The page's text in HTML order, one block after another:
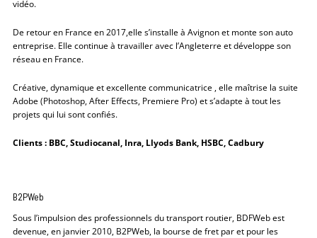
vidéo.
De retour en France en 2017,elle s’installe à Avignon et monte son auto
entreprise. Elle continue à travailler avec l’Angleterre et développe son
réseau en France.
Créative, dynamique et excellente communicatrice , elle maîtrise la suite
Adobe (Photoshop, After Effects, Premiere Pro) et s’adapte à tout les
projets qui lui sont confiés.
Clients : BBC, Studiocanal, Inra, Llyods Bank, HSBC, Cadbury
B2PWeb
Sous l’impulsion des professionnels du transport routier, BDFWeb est
devenue, en janvier 2010, B2PWeb, la bourse de fret par et pour les